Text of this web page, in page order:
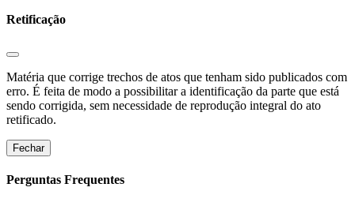
Retificação
Matéria que corrige trechos de atos que tenham sido publicados com
erro. É feita de modo a possibilitar a identificação da parte que está
sendo corrigida, sem necessidade de reprodução integral do ato
retificado.
Fechar
Perguntas Frequentes